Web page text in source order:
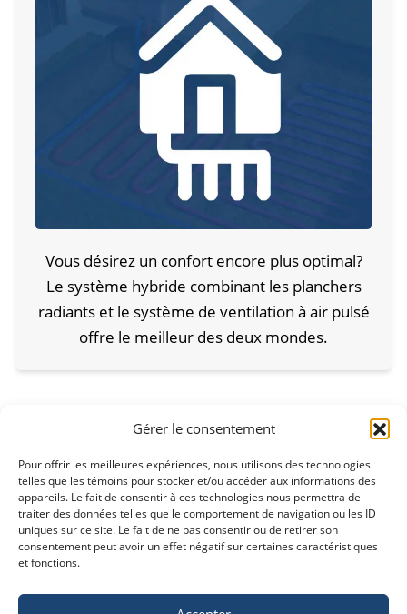
Gérer le consentement
Pour offrir les meilleures expériences, nous utilisons des technologies
telles que les témoins pour stocker et/ou accéder aux informations des
appareils. Le fait de consentir à ces technologies nous permettra de
traiter des données telles que le comportement de navigation ou les ID
uniques sur ce site. Le fait de ne pas consentir ou de retirer son
consentement peut avoir un effet négatif sur certaines caractéristiques
et fonctions.
Vous désirez un confort encore plus optimal?
Le système hybride combinant les planchers
radiants et le système de ventilation à air pulsé
offre le meilleur des deux mondes.
NOS PRODUITS